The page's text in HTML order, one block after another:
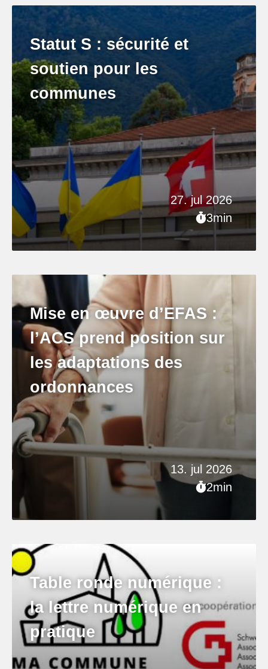
27. jul 2026
3min
Statut S : sécurité et
soutien pour les
communes
13. jul 2026
2min
Mise en œuvre d’EFAS :
l’ACS prend position sur
les adaptations des
ordonnances
Table ronde numérique :
la lettre numérique en
pratique